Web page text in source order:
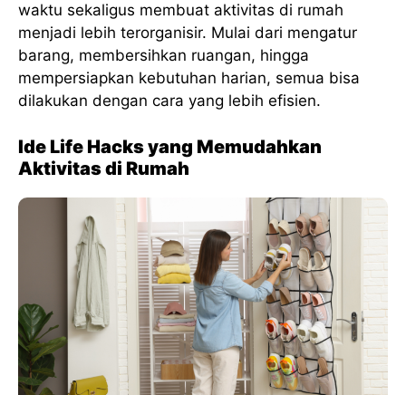
waktu sekaligus membuat aktivitas di rumah
menjadi lebih terorganisir. Mulai dari mengatur
barang, membersihkan ruangan, hingga
mempersiapkan kebutuhan harian, semua bisa
dilakukan dengan cara yang lebih efisien.
Ide Life Hacks yang Memudahkan
Aktivitas di Rumah